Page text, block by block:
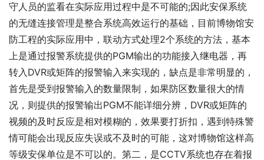
守人员的监看在实际应用过程中是不可能的;因此安保系统
的无缝连接管理是整合系统高效运行的基础，目前博物馆安
防工程的实际应用中，联动方式处理2个系统的方法，基本
上是通过报警系统提供的PGM输出的功能接入继电器，再
转入DVR或矩阵的报警输入来实现的，缺点是非常明显的，
首先是受到报警输入的数量限制，如果防区数量很大的情
况，则提供的报警输出PGM不能详细分辨，DVR或矩阵的
视频的及时反应是相对模糊的，效果要打折扣，遇到特殊警
情可能会出现反应失误或不及时的可能，这对博物馆这样高
等级安保单位是不可以的。第二，是CCTV系统也存在着报